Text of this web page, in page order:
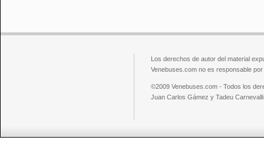
Los derechos de autor del material
Venebuses.com no es responsable
©2009 Venebuses.com - Todos los
Juan Carlos Gámez y Tadeu Carnevalli